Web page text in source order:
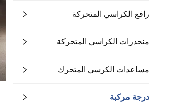
رافع الكراسي المتحركة
منحدرات الكراسي المتحركة
مساعدات الكرسي المتحرك
درجة مركبة